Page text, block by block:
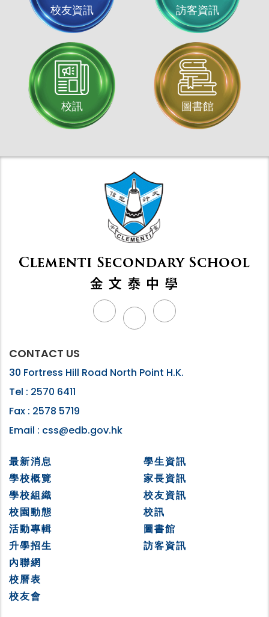
校友資訊 訪客資訊
校訊 圖書館
CONTACT US
30 Fortress Hill Road North Point H.K.
Tel : 2570 6411
Fax : 2578 5719
Email : css@edb.gov.hk
最新消息
學校概覽
學校組織
校園動態
活動專輯
升學招生
學生資訊
家長資訊
校友資訊
校訊
圖書館
訪客資訊
內聯網
校曆表
校友會